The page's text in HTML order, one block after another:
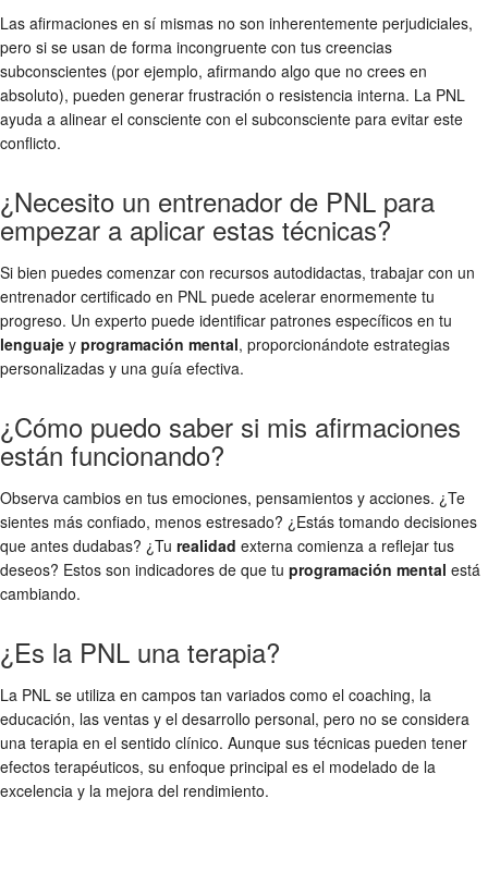
Las afirmaciones en sí mismas no son inherentemente perjudiciales,
pero si se usan de forma incongruente con tus creencias
subconscientes (por ejemplo, afirmando algo que no crees en
absoluto), pueden generar frustración o resistencia interna. La PNL
ayuda a alinear el consciente con el subconsciente para evitar este
conflicto.
¿Necesito un entrenador de PNL para
empezar a aplicar estas técnicas?
Si bien puedes comenzar con recursos autodidactas, trabajar con un
entrenador certificado en PNL puede acelerar enormemente tu
progreso. Un experto puede identificar patrones específicos en tu
lenguaje y programación mental, proporcionándote estrategias
personalizadas y una guía efectiva.
¿Cómo puedo saber si mis afirmaciones
están funcionando?
Observa cambios en tus emociones, pensamientos y acciones. ¿Te
sientes más confiado, menos estresado? ¿Estás tomando decisiones
que antes dudabas? ¿Tu realidad externa comienza a reflejar tus
deseos? Estos son indicadores de que tu programación mental está
cambiando.
¿Es la PNL una terapia?
La PNL se utiliza en campos tan variados como el coaching, la
educación, las ventas y el desarrollo personal, pero no se considera
una terapia en el sentido clínico. Aunque sus técnicas pueden tener
efectos terapéuticos, su enfoque principal es el modelado de la
excelencia y la mejora del rendimiento.